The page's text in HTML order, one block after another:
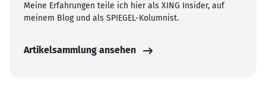
Meine Erfahrungen teile ich hier als XING Insider, auf
meinem Blog und als SPIEGEL-Kolumnist.
Artikelsammlung ansehen